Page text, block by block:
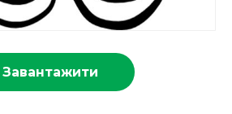
Завантажити